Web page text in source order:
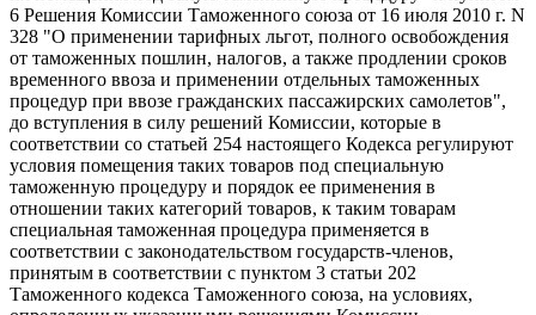
6 Решения Комиссии Таможенного союза от 16 июля 2010 г. N
328 "О применении тарифных льгот, полного освобождения
от таможенных пошлин, налогов, а также продлении сроков
временного ввоза и применении отдельных таможенных
процедур при ввозе гражданских пассажирских самолетов",
до вступления в силу решений Комиссии, которые в
соответствии со статьей 254 настоящего Кодекса регулируют
условия помещения таких товаров под специальную
таможенную процедуру и порядок ее применения в
отношении таких категорий товаров, к таким товарам
специальная таможенная процедура применяется в
соответствии с законодательством государств-членов,
принятым в соответствии с пунктом 3 статьи 202
Таможенного кодекса Таможенного союза, на условиях,